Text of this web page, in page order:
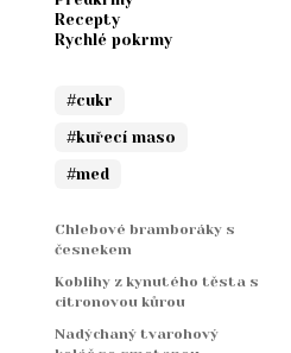
Recepty
Rychlé pokrmy
#cukr
#kuřecí maso
#med
Chlebové bramboráky s
česnekem
Koblihy z kynutého těsta s
citronovou kůrou
Nadýchaný tvarohový